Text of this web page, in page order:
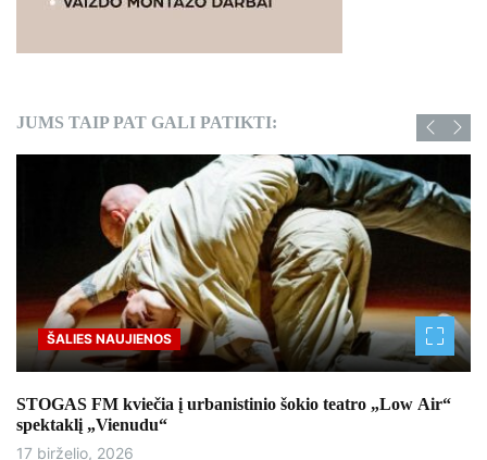
JUMS TAIP PAT GALI PATIKTI:
ŠALIES NAUJIENOS
STOGAS FM kviečia į urbanistinio šokio teatro „Low Air“
spektaklį „Vienudu“
17 birželio, 2026